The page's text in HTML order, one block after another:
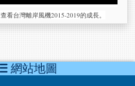
查看台灣離岸風機2015-2019的成長。
網站地圖